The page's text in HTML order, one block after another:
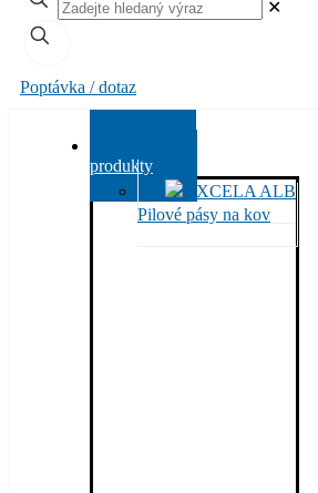
✕
Poptávka / dotaz
produkty
Pilové pásy na kov